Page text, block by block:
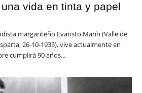
vida en tinta y papel
margariteño Evaristo Marín (Valle de
26-10-1935), vive actualmente en
cumplirá 90 años...